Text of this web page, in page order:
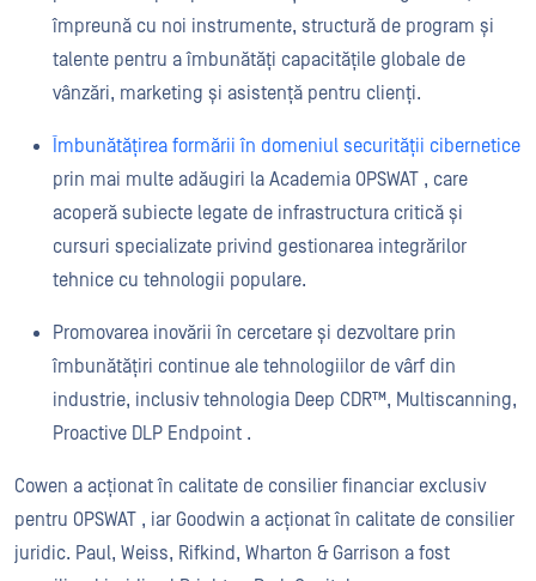
împreună cu noi instrumente, structură de program și
talente pentru a îmbunătăți capacitățile globale de
vânzări, marketing și asistență pentru clienți.
Îmbunătățirea formării în domeniul securității cibernetice
prin mai multe adăugiri la Academia OPSWAT , care
acoperă subiecte legate de infrastructura critică și
cursuri specializate privind gestionarea integrărilor
tehnice cu tehnologii populare.
Promovarea inovării în cercetare și dezvoltare prin
îmbunătățiri continue ale tehnologiilor de vârf din
industrie, inclusiv tehnologia Deep CDR™, Multiscanning,
Proactive DLP Endpoint .
Cowen a acționat în calitate de consilier financiar exclusiv
pentru OPSWAT , iar Goodwin a acționat în calitate de consilier
juridic. Paul, Weiss, Rifkind, Wharton & Garrison a fost